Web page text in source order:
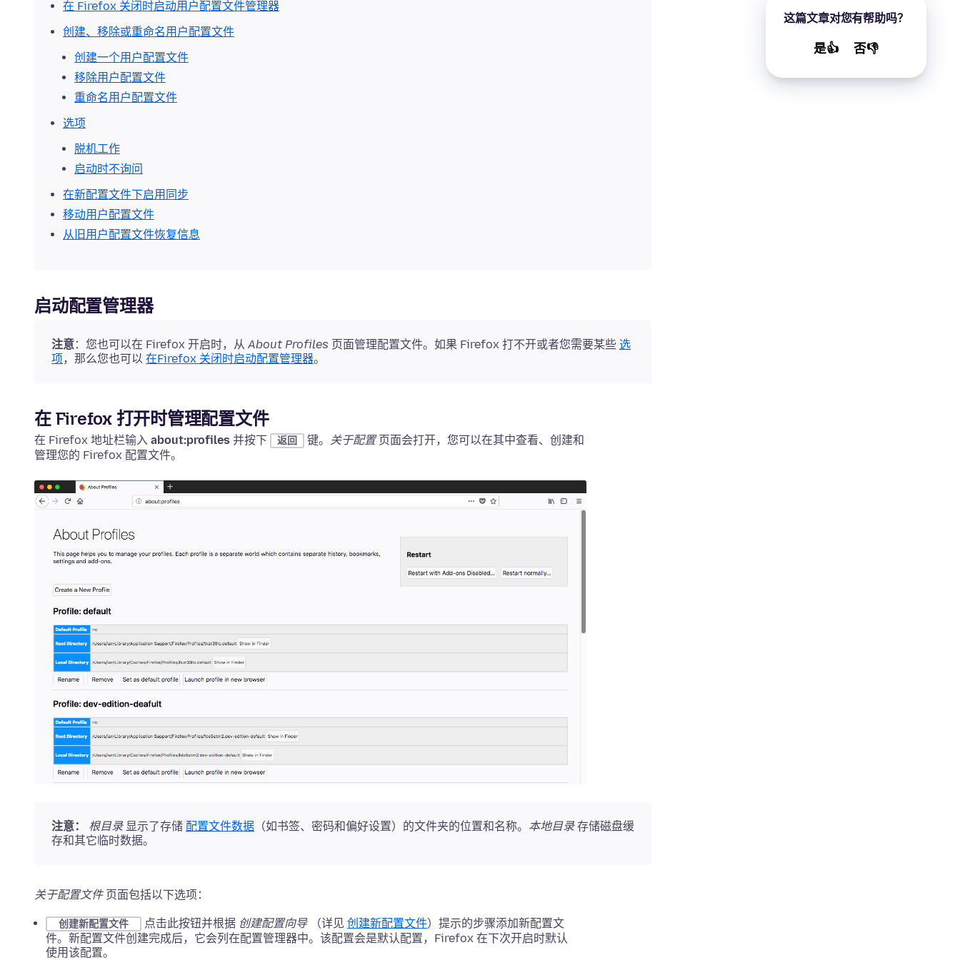
这篇文章对您有帮助吗？
是👍 否👎
在 Firefox 关闭时启动用户配置文件管理器
创建、移除或重命名用户配置文件
创建一个用户配置文件
移除用户配置文件
重命名用户配置文件
选项
脱机工作
启动时不询问
在新配置文件下启用同步
移动用户配置文件
从旧用户配置文件恢复信息
启动配置管理器
注意：您也可以在 Firefox 开启时，从 About Profiles 页面管理配置文件。如果 Firefox 打不开或者您需要某些 选
项，那么您也可以 在Firefox 关闭时启动配置管理器。
在 Firefox 打开时管理配置文件
在 Firefox 地址栏输入 about:profiles 并按下 返回 键。 关于配置页面会打开，您可以在其中查看、创建和
管理您的 Firefox 配置文件。
注意： 根目录显示了存储 配置文件数据 （如书签、密码和偏好设置）的文件夹的位置和名称。 本地目录存储磁盘缓
存和其它临时数据。
关于配置文件页面包括以下选项：
创建新配置文件 点击此按钮并根据 创建配置向导（详见 创建新配置文件）提示的步骤添加新配置文
件。新配置文件创建完成后，它会列在配置管理器中。该配置会是默认配置，Firefox 在下次开启时默认
使用该配置。